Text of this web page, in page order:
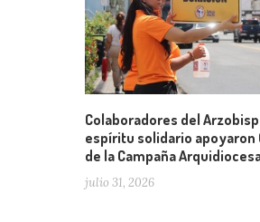
Colaboradores del
espíritu solidario apoyaron
de la Campaña
julio 31, 2026